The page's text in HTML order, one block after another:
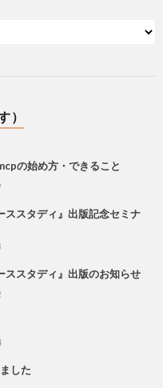
）
の始め方・できること
ススタディ』出版記念セミナ
ススタディ』出版のお知らせ
した